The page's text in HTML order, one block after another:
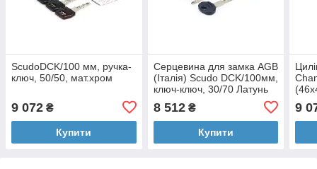
ScudoDCK/100 мм, ручка-
ключ, 50/50, мат.хром
9 072 ₴
Купити
Серцевина для замка AGB
(Італія) Scudo DCK/100мм,
ключ-ключ, 30/70 Латунь
8 512₴
Купити
9